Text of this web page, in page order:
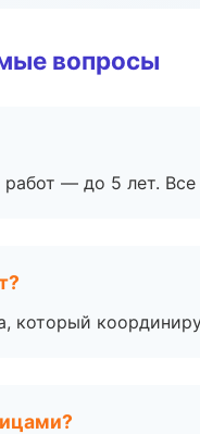
вопросы
— до 5 лет. Все
который